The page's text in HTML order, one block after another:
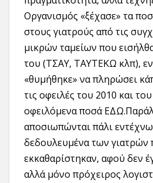
Οργανισμός «ξέχασε» τα
στους γιατρούς από τις
μικρών ταμείων που
του (ΤΣΑΥ, ΤΑΥΤΕΚΩ κλπ),
«θυμήθηκε» να πληρώσει
τις οφειλές του 2010 και
οφειλόμενα ποσά
αποσιωπώνται πάλι
δεδουλευμένα των γιατρών
εκκαθαρίστηκαν, αφού δεν
αλλά μόνο πρόχειρος